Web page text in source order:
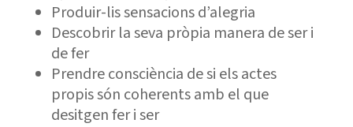
Produir-lis sensacions d’alegria
Descobrir la seva pròpia manera de ser i
de fer
Prendre consciència de si els actes
propis són coherents amb el que
desitgen fer i ser